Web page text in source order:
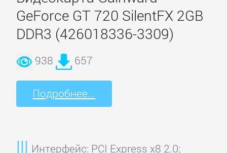
GeForce GT 720 SilentFX 2GB
DDR3 (426018336-3309)
938 657
Подробнее...
Интерфейс: PCI Express x8 2.0;
Compro
Digitus
Digma